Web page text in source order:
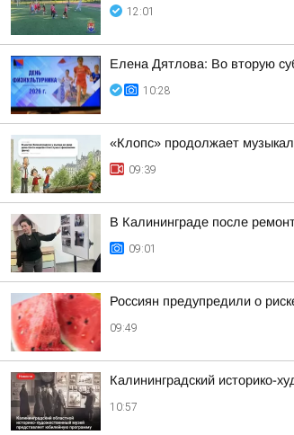
12:01
Елена Дятлова: Во вторую
10:28
«Клопс» продолжает
09:39
В Калининграде после
09:01
Россиян предупредили о
09:49
Калининградский историко-
10:57